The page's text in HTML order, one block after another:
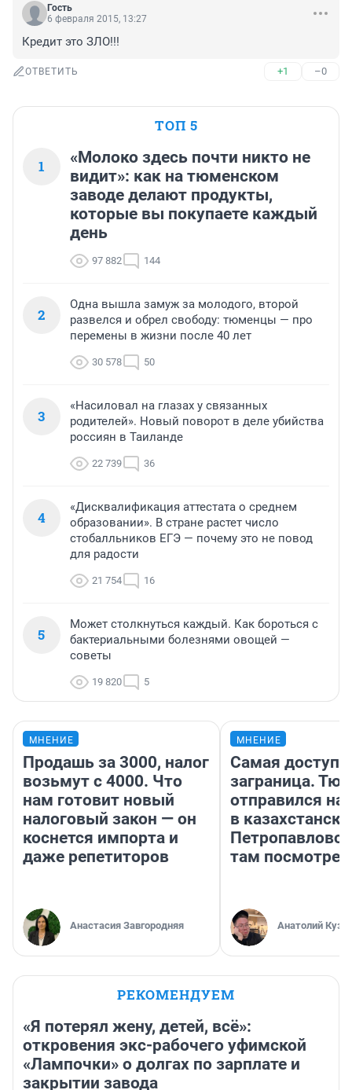
Гость
6 февраля 2015, 13:27
Кредит это ЗЛО!!!
ОТВЕТИТЬ +1 –0
ТОП 5
1
«Молоко здесь почти никто не
видит»: как на тюменском
заводе делают продукты,
которые вы покупаете каждый
день
97 882 144
2
Одна вышла замуж за молодого, второй
развелся и обрел свободу: тюменцы — про
перемены в жизни после 40 лет
30 578 50
3
«Насиловал на глазах у связанных
родителей». Новый поворот в деле убийства
россиян в Таиланде
22 739 36
4
«Дисквалификация аттестата о среднем
образовании». В стране растет число
стобалльников ЕГЭ — почему это не повод
для радости
21 754 16
5
Может столкнуться каждый. Как бороться с
бактериальными болезнями овощей —
советы
19 820 5
МНЕНИЕ
Продашь за 3000, налог
возьмут с 4000. Что
нам готовит новый
налоговый закон — он
коснется импорта и
даже репетиторов
Анастасия Завгородняя
МНЕНИЕ
Самая
заграница.
отправился
в
там
Анатолий
РЕКОМЕНДУЕМ
«Я потерял жену, детей, всё»:
откровения экс-рабочего уфимской
«Лампочки» о долгах по зарплате и
закрытии завода